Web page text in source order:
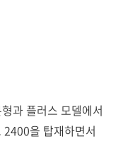
과 플러스 모델에서
을 탑재하면서